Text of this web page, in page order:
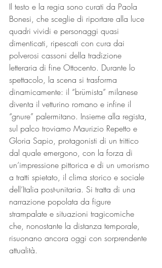
Il testo e la regia sono curati da Paola
Bonesi, che sceglie di riportare alla luce
quadri vividi e personaggi quasi
dimenticati, ripescati con cura dai
polverosi cassoni della tradizione
letteraria di fine Ottocento. Durante lo
spettacolo, la scena si trasforma
dinamicamente: il “brümista” milanese
diventa il vetturino romano e infine il
“gnure” palermitano. Insieme alla regista,
sul palco troviamo Maurizio Repetto e
Gloria Sapio, protagonisti di un trittico
dal quale emergono, con la forza di
un’impressione pittorica e di un umorismo
a tratti spietato, il clima storico e sociale
dell’Italia post-unitaria. Si tratta di una
narrazione popolata da figure
strampalate e situazioni tragicomiche
che, nonostante la distanza temporale,
risuonano ancora oggi con sorprendente
attualità.